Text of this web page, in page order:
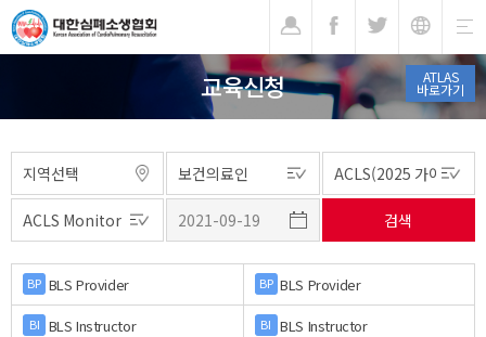
ATLAS
바로가기
교육신청
BP BLS Provider BP BLS Provider
BI BLS Instructor BI BLS Instructor